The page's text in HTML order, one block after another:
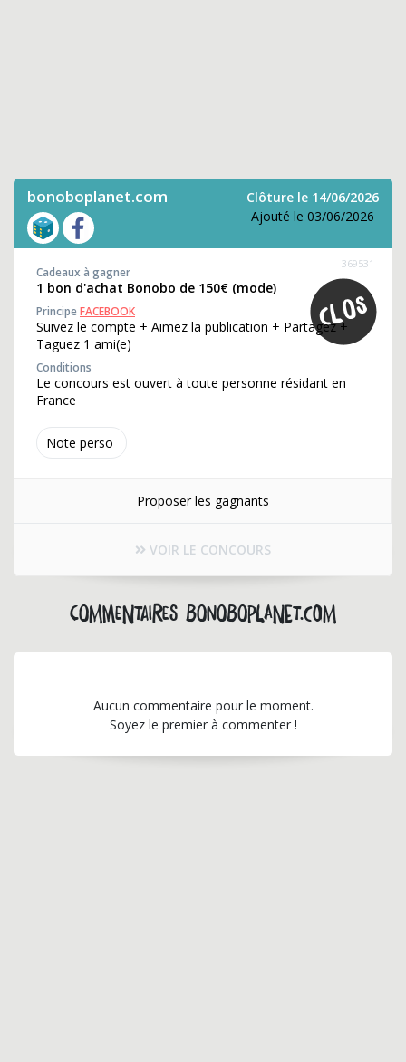
bonoboplanet.com
Clôture le 14/06/2026
Ajouté le 03/06/2026
Note perso
369531
Cadeaux à gagner
1 bon d'achat Bonobo de 150€ (mode)
PrincipeFACEBOOK
Suivez le compte + Aimez la publication + Partagez +
Taguez 1 ami(e)
Conditions
Le concours est ouvert à toute personne résidant en
France
Proposer les gagnants
VOIR LE CONCOURS
Commentaires bonoboplanet.com
Aucun commentaire pour le moment.
Soyez le premier à commenter !